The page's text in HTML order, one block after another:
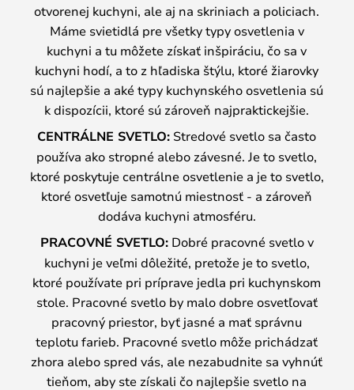
otvorenej kuchyni, ale aj na skriniach a policiach.
Máme svietidlá pre všetky typy osvetlenia v
kuchyni a tu môžete získať inšpiráciu, čo sa v
kuchyni hodí, a to z hľadiska štýlu, ktoré žiarovky
sú najlepšie a aké typy kuchynského osvetlenia sú
k dispozícii, ktoré sú zároveň najpraktickejšie.
CENTRÁLNE SVETLO: Stredové svetlo sa často
používa ako stropné alebo závesné. Je to svetlo,
ktoré poskytuje centrálne osvetlenie a je to svetlo,
ktoré osvetľuje samotnú miestnosť - a zároveň
dodáva kuchyni atmosféru.
PRACOVNÉ SVETLO:Dobré pracovné svetlo v
kuchyni je veľmi dôležité, pretože je to svetlo,
ktoré používate pri príprave jedla pri kuchynskom
stole. Pracovné svetlo by malo dobre osvetľovať
pracovný priestor, byť jasné a mať správnu
teplotu farieb. Pracovné svetlo môže prichádzať
zhora alebo spred vás, ale nezabudnite sa vyhnúť
tieňom, aby ste získali čo najlepšie svetlo na